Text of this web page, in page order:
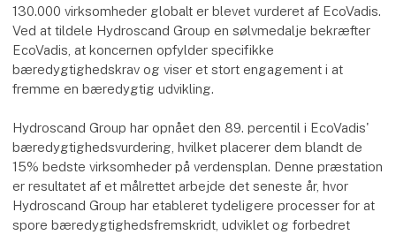
130.000 virksomheder globalt er blevet vurderet af EcoVadis.
Ved at tildele Hydroscand Group en sølvmedalje bekræfter
EcoVadis, at koncernen opfylder specifikke
bæredygtighedskrav og viser et stort engagement i at
fremme en bæredygtig udvikling.
Hydroscand Group har opnået den 89. percentil i EcoVadis'
bæredygtighedsvurdering, hvilket placerer dem blandt de
15% bedste virksomheder på verdensplan. Denne præstation
er resultatet af et målrettet arbejde det seneste år, hvor
Hydroscand Group har etableret tydeligere processer for at
spore bæredygtighedsfremskridt, udviklet og forbedret